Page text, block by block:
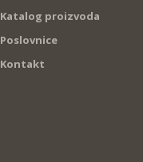
Katalog proizvoda
Poslovnice
Kontakt